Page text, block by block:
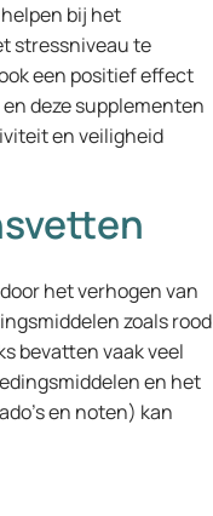
bij het
stressniveau te
een positief effect
deze supplementen
en veiligheid
het verhogen van
zoals rood
bevatten vaak veel
en het
en noten) kan